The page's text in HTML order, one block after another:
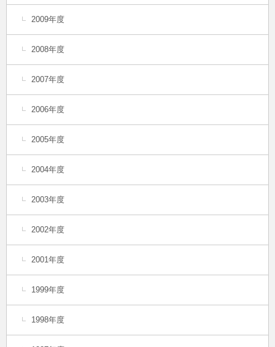
2009年度
2008年度
2007年度
2006年度
2005年度
2004年度
2003年度
2002年度
2001年度
1999年度
1998年度